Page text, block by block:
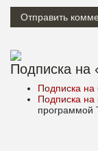
Подписка на
Подписка на
Подписка на
программой